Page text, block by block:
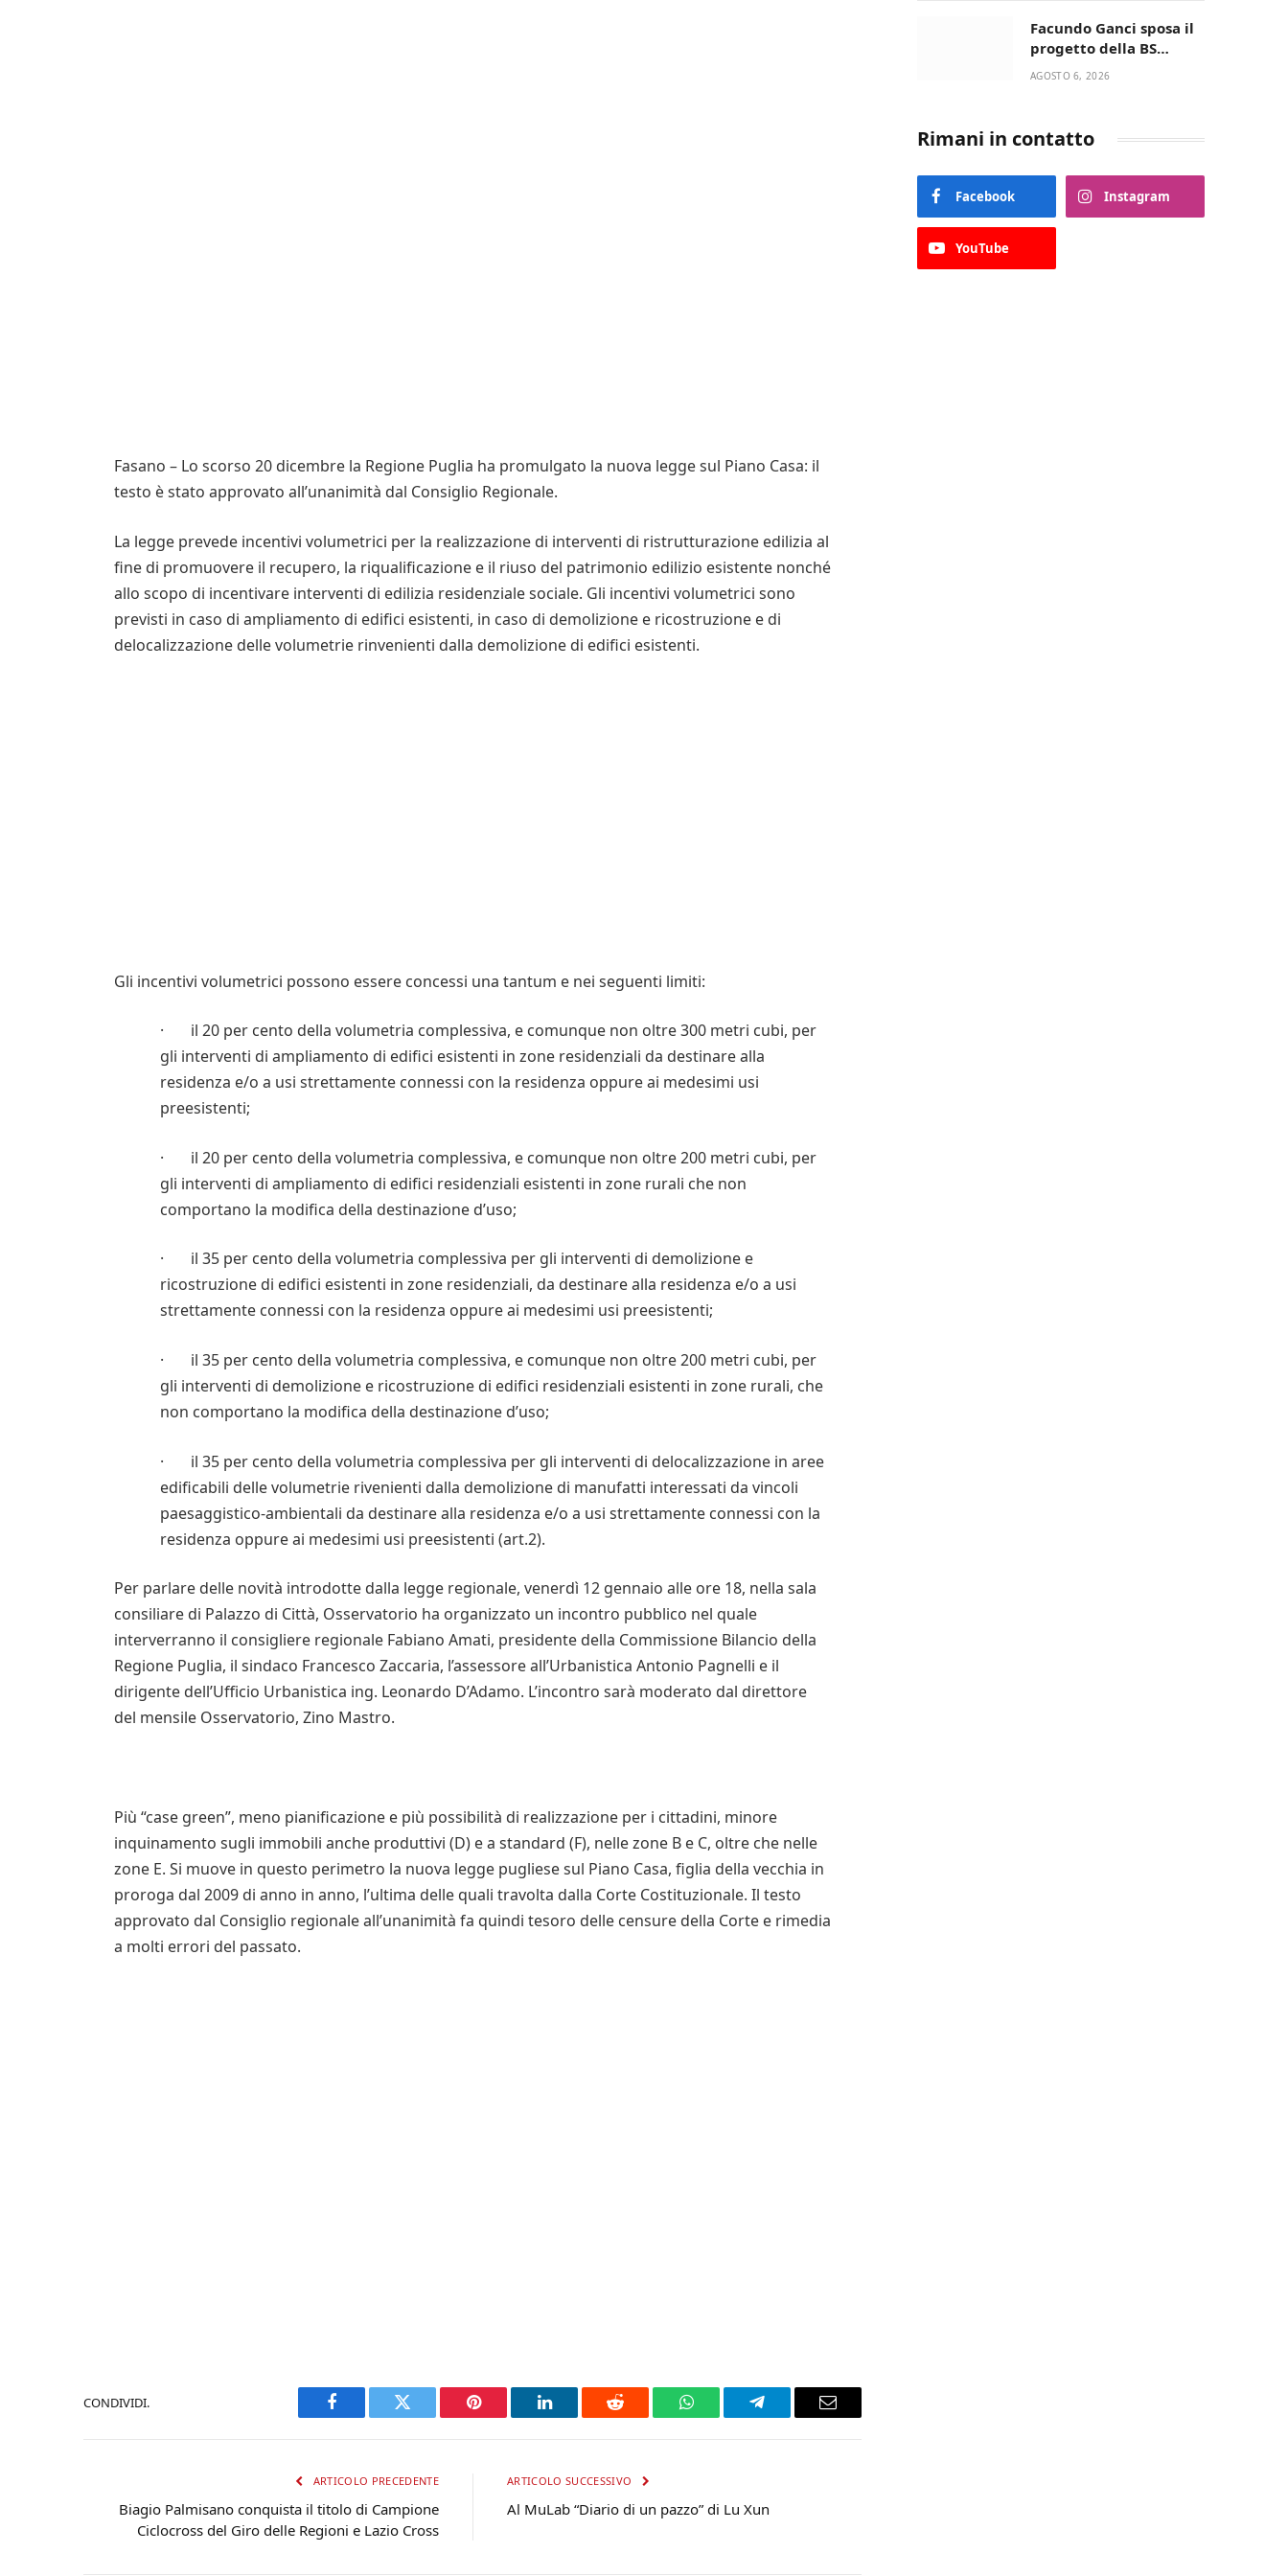
Fasano – Lo scorso 20 dicembre la Regione Puglia ha promulgato la nuova legge sul Piano Casa: il
testo è stato approvato all’unanimità dal Consiglio Regionale.
La legge prevede incentivi volumetrici per la realizzazione di interventi di ristrutturazione edilizia al
fine di promuovere il recupero, la riqualificazione e il riuso del patrimonio edilizio esistente nonché
allo scopo di incentivare interventi di edilizia residenziale sociale. Gli incentivi volumetrici sono
previsti in caso di ampliamento di edifici esistenti, in caso di demolizione e ricostruzione e di
delocalizzazione delle volumetrie rinvenienti dalla demolizione di edifici esistenti.
Gli incentivi volumetrici possono essere concessi una tantum e nei seguenti limiti:
· il 20 per cento della volumetria complessiva, e comunque non oltre 300 metri cubi, per
gli interventi di ampliamento di edifici esistenti in zone residenziali da destinare alla
residenza e/o a usi strettamente connessi con la residenza oppure ai medesimi usi
preesistenti;
· il 20 per cento della volumetria complessiva, e comunque non oltre 200 metri cubi, per
gli interventi di ampliamento di edifici residenziali esistenti in zone rurali che non
comportano la modifica della destinazione d’uso;
· il 35 per cento della volumetria complessiva per gli interventi di demolizione e
ricostruzione di edifici esistenti in zone residenziali, da destinare alla residenza e/o a usi
strettamente connessi con la residenza oppure ai medesimi usi preesistenti;
· il 35 per cento della volumetria complessiva, e comunque non oltre 200 metri cubi, per
gli interventi di demolizione e ricostruzione di edifici residenziali esistenti in zone rurali, che
non comportano la modifica della destinazione d’uso;
· il 35 per cento della volumetria complessiva per gli interventi di delocalizzazione in aree
edificabili delle volumetrie rivenienti dalla demolizione di manufatti interessati da vincoli
paesaggistico-ambientali da destinare alla residenza e/o a usi strettamente connessi con la
residenza oppure ai medesimi usi preesistenti (art.2).
Per parlare delle novità introdotte dalla legge regionale, venerdì 12 gennaio alle ore 18, nella sala
consiliare di Palazzo di Città, Osservatorio ha organizzato un incontro pubblico nel quale
interverranno il consigliere regionale Fabiano Amati, presidente della Commissione Bilancio della
Regione Puglia, il sindaco Francesco Zaccaria, l’assessore all’Urbanistica Antonio Pagnelli e il
dirigente dell’Ufficio Urbanistica ing. Leonardo D’Adamo. L’incontro sarà moderato dal direttore
del mensile Osservatorio, Zino Mastro.
Più “case green”, meno pianificazione e più possibilità di realizzazione per i cittadini, minore
inquinamento sugli immobili anche produttivi (D) e a standard (F), nelle zone B e C, oltre che nelle
zone E. Si muove in questo perimetro la nuova legge pugliese sul Piano Casa, figlia della vecchia in
proroga dal 2009 di anno in anno, l’ultima delle quali travolta dalla Corte Costituzionale. Il testo
approvato dal Consiglio regionale all’unanimità fa quindi tesoro delle censure della Corte e rimedia
a molti errori del passato.
CONDIVIDI.
Facebook Twitter Pinterest LinkedIn Reddit WhatsAppTelegram Email
ARTICOLO PRECEDENTE
Biagio Palmisano conquista il titolo di Campione
Ciclocross del Giro delle Regioni e Lazio Cross
ARTICOLO SUCCESSIVO
Al MuLab “Diario di un pazzo” di Lu Xun
Facundo Ganci sposa il
progetto della BS
Soccer Team Fasano e
AGOSTO 6, 2026
Rimani in contatto
Facebook Instagram
YouTube